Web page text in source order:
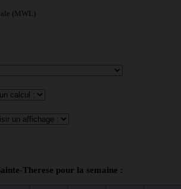
(MWL)
Therese pour la semaine :